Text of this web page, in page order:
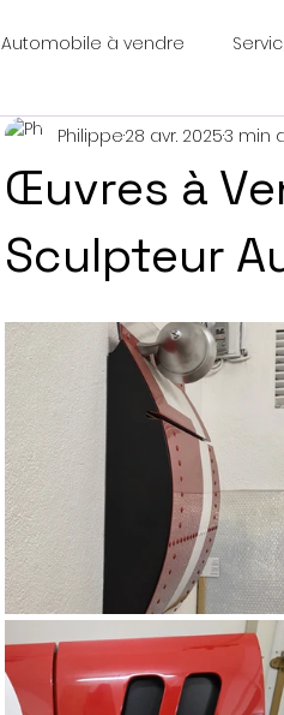
Automobile à vendre
Œuvres à
Sculpteur
Philippe28 avr. 20253 min